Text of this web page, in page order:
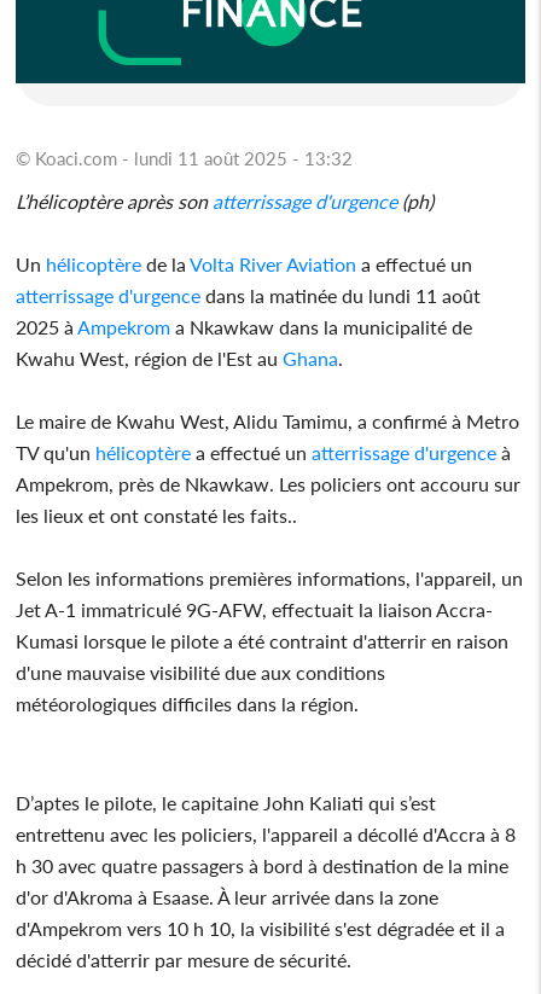
© Koaci.com - lundi 11 août 2025 - 13:32
L’hélicoptère après sonatterrissage d'urgence(ph)
Un hélicoptère de la Volta River Aviation a effectué un
atterrissage d'urgence dans la matinée du lundi 11 août
2025 à Ampekroma Nkawkaw dans la municipalité de
Kwahu West, région de l'Est auGhana
Le maire de Kwahu West, Alidu Tamimu, a confirmé à Metro
TV qu'un hélicoptère a effectué un atterrissage d'urgence à
Ampekrom, près de Nkawkaw. Les policiers ont accouru sur
les lieux et ont constaté les faits..
Selon les informations premières informations, l'appareil, un
Jet A-1 immatriculé 9G-AFW, effectuait la liaison Accra-
Kumasi lorsque le pilote a été contraint d'atterrir en raison
d'une mauvaise visibilité due aux conditions
météorologiques difficiles dans la région.
D’aptes le pilote, le capitaine John Kaliati qui s’est
entrettenu avec les policiers, l'appareil a décollé d'Accra à 8
h 30 avec quatre passagers à bord à destination de la mine
d'or d'Akroma à Esaase. À leur arrivée dans la zone
d'Ampekrom vers 10 h 10, la visibilité s'est dégradée et il a
décidé d'atterrir par mesure de sécurité.